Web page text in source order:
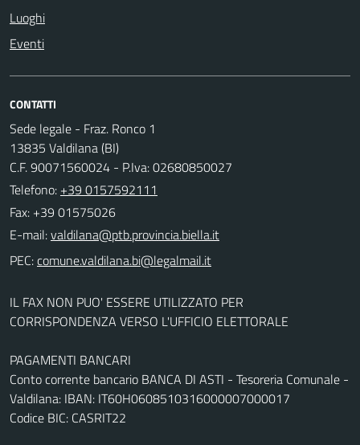
Luoghi
Eventi
CONTATTI
Sede legale - Fraz. Ronco 1
13835 Valdilana (BI)
C.F. 90071560024 - P.Iva: 02680850027
Telefono: +39 0157592111
Fax: +39 01575026
E-mail:
PEC:
IL FAX NON PUO' ESSERE UTILIZZATO PER
CORRISPONDENZA VERSO L'UFFICIO ELETTORALE
PAGAMENTI BANCARI
Conto corrente bancario BANCA DI ASTI - Tesoreria Comunale -
Valdilana: IBAN: IT60H0608510316000007000017
Codice BIC: CASRIT22